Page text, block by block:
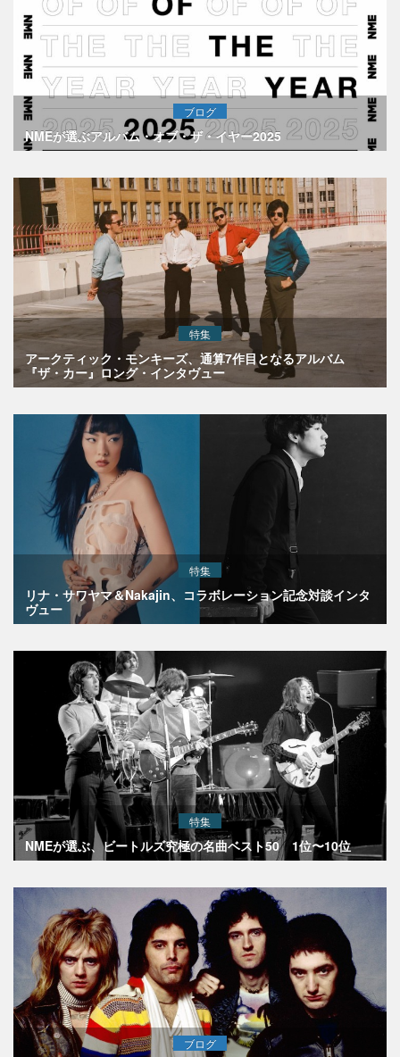
ブログ
NMEが選ぶアルバム・オブ・ザ・イヤー2025
特集
アークティック・モンキーズ、通算7作目となるアルバム
『ザ・カー』ロング・インタヴュー
特集
リナ・サワヤマ＆Nakajin、コラボレーション記念対談インタ
ヴュー
特集
NMEが選ぶ、ビートルズ究極の名曲ベスト50 1位〜10位
ブログ